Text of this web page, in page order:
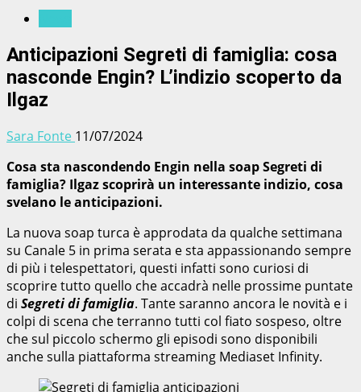
Anticipazioni Segreti di famiglia: cosa
nasconde Engin? L’indizio scoperto da
Ilgaz
Sara Fonte 11/07/2024
Cosa sta nascondendo Engin nella soap Segreti di
famiglia? Ilgaz scoprirà un interessante indizio, cosa
svelano le anticipazioni.
La nuova soap turca è approdata da qualche settimana
su Canale 5 in prima serata e sta appassionando sempre
di più i telespettatori, questi infatti sono curiosi di
scoprire tutto quello che accadrà nelle prossime puntate
di Segreti di famiglia. Tante saranno ancora le novità e i
colpi di scena che terranno tutti col fiato sospeso, oltre
che sul piccolo schermo gli episodi sono disponibili
anche sulla piattaforma streaming Mediaset Infinity.